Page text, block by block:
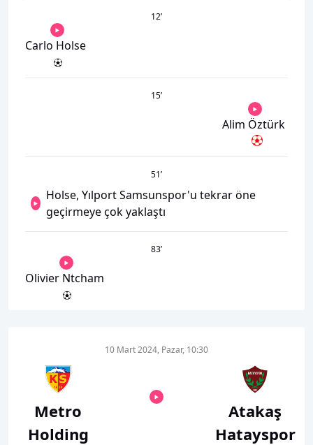
12’
Carlo Holse
15’
Alim Öztürk
51’
Holse, Yılport Samsunspor'u tekrar öne
geçirmeye çok yaklaştı
83’
Olivier Ntcham
Metro
Holding
10 Mart 2024, Pazar, 10:30
Atakaş
Hatayspor